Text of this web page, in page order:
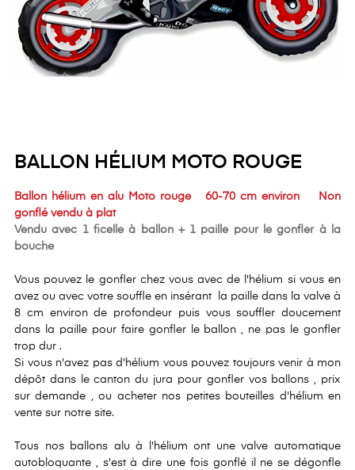
BALLON HÉLIUM MOTO ROUGE
Ballon hélium en alu Moto rouge 60-70 cm environ Non
gonflé vendu à plat
Vendu avec 1 ficelle à ballon + 1 paille pour le gonfler à la
bouche
Vous pouvez le gonfler chez vous avec de l'hélium si vous en
avez ou avec votre souffle en insérant la paille dans la valve à
8 cm environ de profondeur puis vous souffler doucement
dans la paille pour faire gonfler le ballon , ne pas le gonfler
trop dur .
Si vous n'avez pas d'hélium vous pouvez toujours venir à mon
dépôt dans le canton du jura pour gonfler vos ballons , prix
sur demande , ou acheter nos petites bouteilles d'hélium en
vente sur notre site.
Tous nos ballons alu à l'hélium ont une valve automatique
autobloquante , s'est à dire une fois gonflé il ne se dégonfle